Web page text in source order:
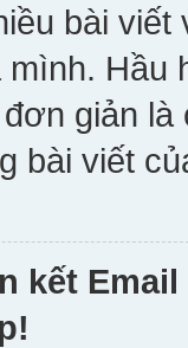
bài
Hầu
giản
bài viết
kết